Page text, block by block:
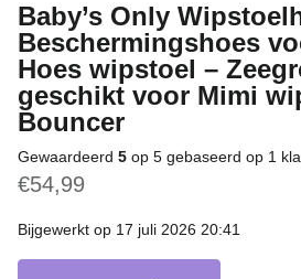
Baby’s Only
Beschermingshoes
Hoes wipstoel –
geschikt voor Mimi
Bouncer
Gewaardeerd 5 op 5 gebaseerd op 1
€54,99
Bijgewerkt op 17 juli 2026 20:41